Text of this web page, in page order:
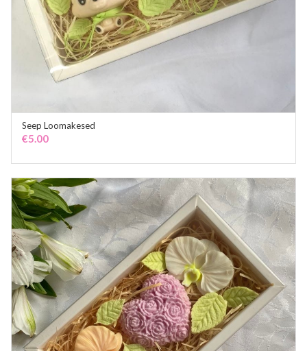
Seep Loomakesed
€5.00